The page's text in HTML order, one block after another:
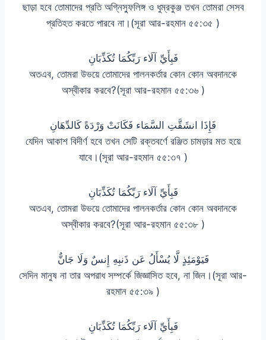
ছাড়া হবে তোমাদের প্রতি অগ্নিস্ফুলিঙ্গ ও ধুম্রকুঞ্জ তখন তোমরা সেসব
প্রতিহত করতে পারবে না।(সূরা আর-রহমান ৫৫:৩৫ )
فَبِأَيِّ آلَاء رَبِّكُمَا تُكَذِّبَانِ
অতএব, তোমরা উভয়ে তোমাদের পালনকর্তার কোন কোন অবদানকে
অস্বীকার করবে?(সূরা আর-রহমান ৫৫:৩৬ )
فَإِذَا انشَقَّتِ السَّمَاء فَكَانَتْ وَرْدَةً كَالدِّهَانِ
যেদিন আকাশ বিদীর্ণ হবে তখন সেটি রক্তবর্ণে রঞ্জিত চামড়ার মত হয়ে
যাবে।(সূরা আর-রহমান ৫৫:৩৭ )
فَبِأَيِّ آلَاء رَبِّكُمَا تُكَذِّبَانِ
অতএব, তোমরা উভয়ে তোমাদের পালনকর্তার কোন কোন অবদানকে
অস্বীকার করবে?(সূরা আর-রহমান ৫৫:৩৮ )
فَيَوْمَئِذٍ لَّا يُسْأَلُ عَن ذَنبِهِ إِنسٌ وَلَا جَانٌّ
সেদিন মানুষ না তার অপরাধ সম্পর্কে জিজ্ঞাসিত হবে, না জিন।(সূরা আর-
রহমান ৫৫:৩৯ )
فَبِأَيِّ آلَاء رَبِّكُمَا تُكَذِّبَانِ